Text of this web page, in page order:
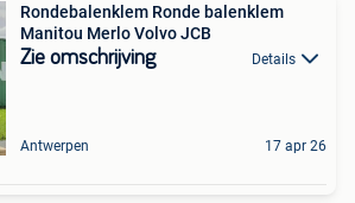
Rondebalenklem Ronde balenklem
Manitou Merlo Volvo JCB
Zie omschrijving Details
Antwerpen 17 apr 26